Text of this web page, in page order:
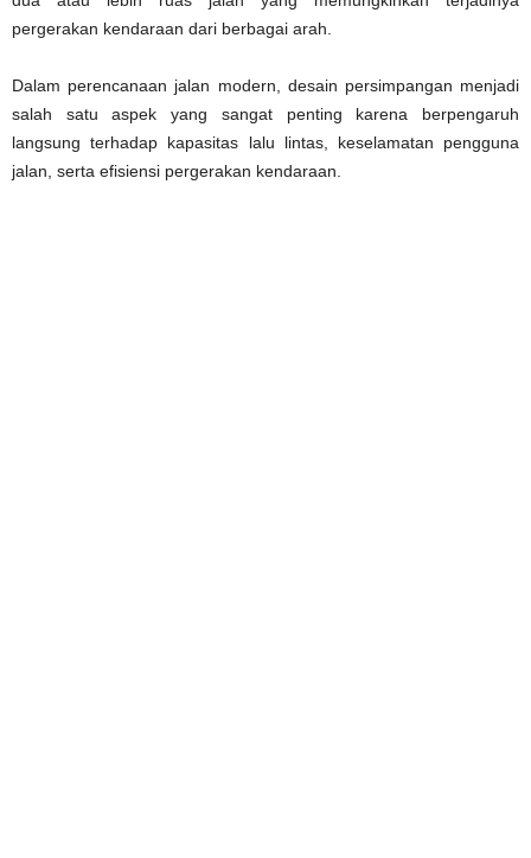
pergerakan kendaraan dari berbagai arah.
Dalam perencanaan jalan modern, desain persimpangan menjadi
salah satu aspek yang sangat penting karena berpengaruh
langsung terhadap kapasitas lalu lintas, keselamatan pengguna
jalan, serta efisiensi pergerakan kendaraan.